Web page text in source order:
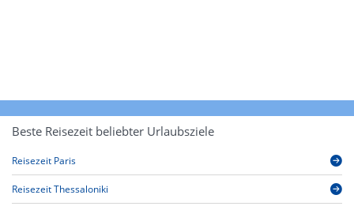
Beste Reisezeit beliebter Urlaubsziele
Reisezeit Paris
Reisezeit Thessaloniki